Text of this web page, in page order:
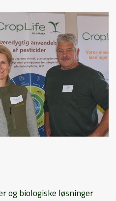
og biologiske løsninger